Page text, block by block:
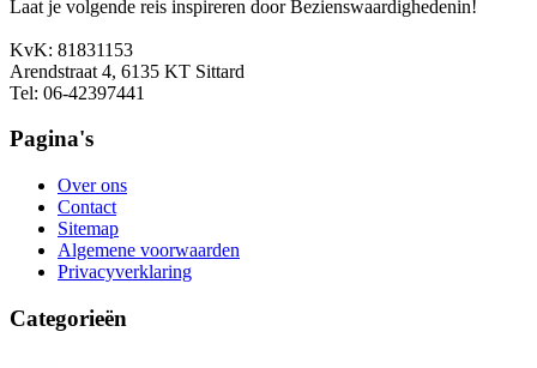
Laat je volgende reis inspireren door Bezienswaardighedenin!
KvK: 81831153
Arendstraat 4, 6135 KT Sittard
Tel: 06-42397441
Pagina's
Over ons
Contact
Sitemap
Algemene voorwaarden
Privacyverklaring
Categorieën